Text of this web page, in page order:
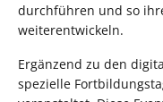
durchführen und so
weiterentwickeln.
Ergänzend zu den
spezielle